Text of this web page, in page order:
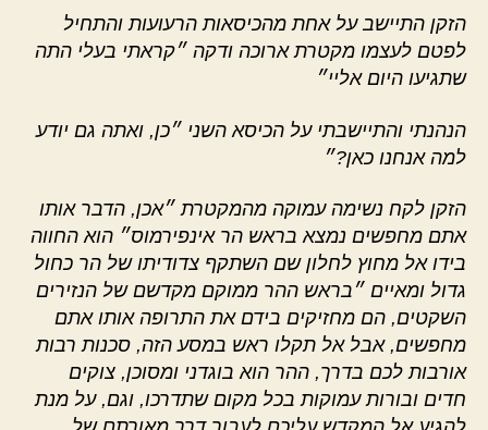
הזקן התיישב על אחת מהכיסאות הרעועות והתחיל
לפטם לעצמו מקטרת ארוכה ודקה ״קראתי בעלי התה
שתגיעו היום אליי״
הנהנתי והתיישבתי על הכיסא השני ״כן, ואתה גם יודע
למה אנחנו כאן?״
הזקן לקח נשימה עמוקה מהמקטרת ״אכן, הדבר אותו
אתם מחפשים נמצא בראש הר אינפירמוס״ הוא החווה
בידו אל מחוץ לחלון שם השתקף צדודיתו של הר כחול
גדול ומאיים ״בראש ההר ממוקם מקדשם של הנזירים
השקטים, הם מחזיקים בידם את התרופה אותו אתם
מחפשים, אבל אל תקלו ראש במסע הזה, סכנות רבות
אורבות לכם בדרך, ההר הוא בוגדני ומסוכן, צוקים
חדים ובורות עמוקות בכל מקום שתדרכו, וגם, על מנת